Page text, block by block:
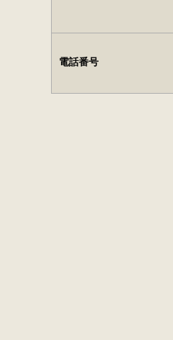
電話番号